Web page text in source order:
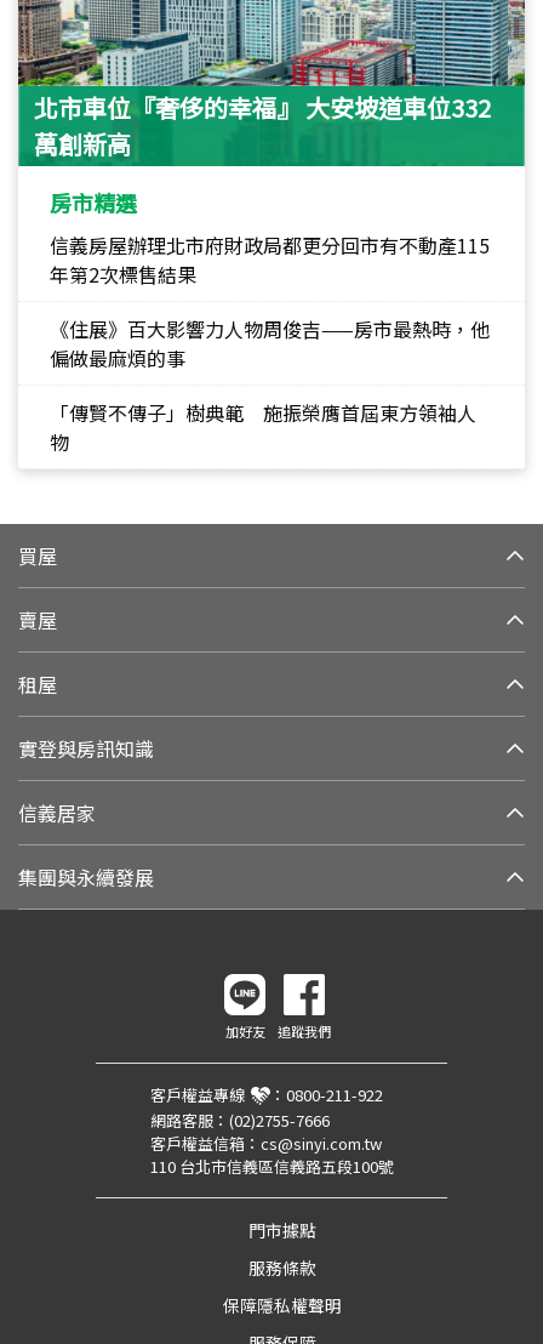
北市車位『奢侈的幸福』 大安坡道車位332
萬創新高
房市精選
信義房屋辦理北市府財政局都更分回市有不動產115
年第2次標售結果
《住展》百大影響力人物周俊吉——房市最熱時，他
偏做最麻煩的事
「傳賢不傳子」樹典範 施振榮膺首屆東方領袖人
物
買屋
賣屋
租屋
實登與房訊知識
信義居家
集團與永續發展
加好友 追蹤我們
客戶權益專線 ： 0800-211-922
網路客服： (02)2755-7666
客戶權益信箱： cs@sinyi.com.tw
110 台北市信義區信義路五段100號
門市據點
服務條款
保障隱私權聲明